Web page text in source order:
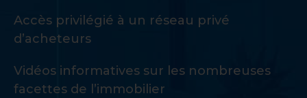
Accès privilégié à un réseau privé
d’acheteurs
Vidéos informatives sur les nombreuses
facettes de l’immobilier